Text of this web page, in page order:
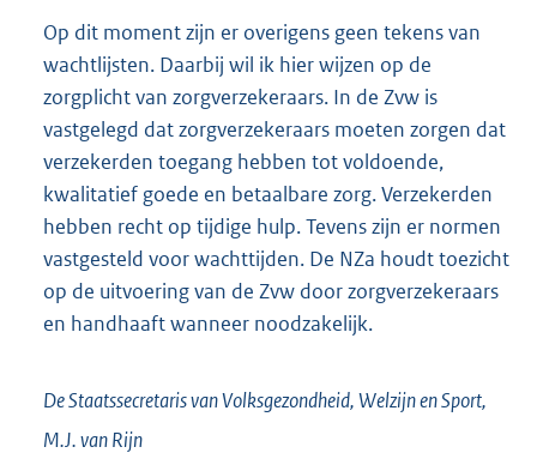
Op dit moment zijn er overigens geen tekens van
wachtlijsten. Daarbij wil ik hier wijzen op de
zorgplicht van zorgverzekeraars. In de Zvw is
vastgelegd dat zorgverzekeraars moeten zorgen dat
verzekerden toegang hebben tot voldoende,
kwalitatief goede en betaalbare zorg. Verzekerden
hebben recht op tijdige hulp. Tevens zijn er normen
vastgesteld voor wachttijden. De NZa houdt toezicht
op de uitvoering van de Zvw door zorgverzekeraars
en handhaaft wanneer noodzakelijk.
De Staatssecretaris van Volksgezondheid, Welzijn en Sport,
M.J. vanRijn